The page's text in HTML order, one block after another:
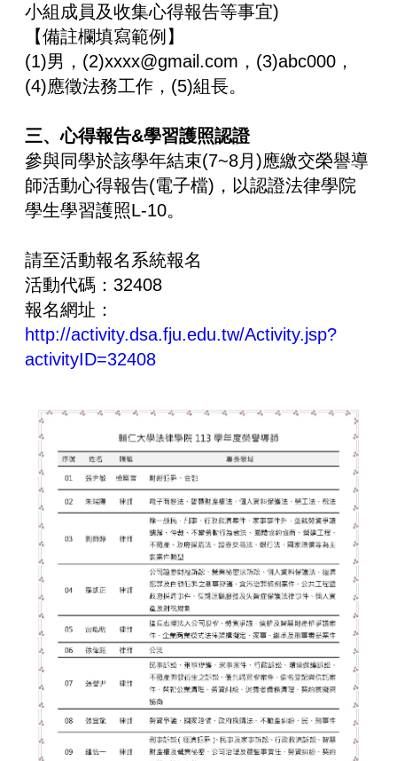
小組成員及收集心得報告等事宜)
【備註欄填寫範例】
(1)男，(2)xxxx@gmail.com，(3)abc000，
(4)應徵法務工作，(5)組長。
三、心得報告&學習護照認證
參與同學於該學年結束(7~8月)應繳交榮譽導
師活動心得報告(電子檔)，以認證法律學院
學生學習護照L-10。
請至活動報名系統報名
活動代碼：32408
報名網址 ：
http://activity.dsa.fju.edu.tw/Activity.jsp?
activityID=32408